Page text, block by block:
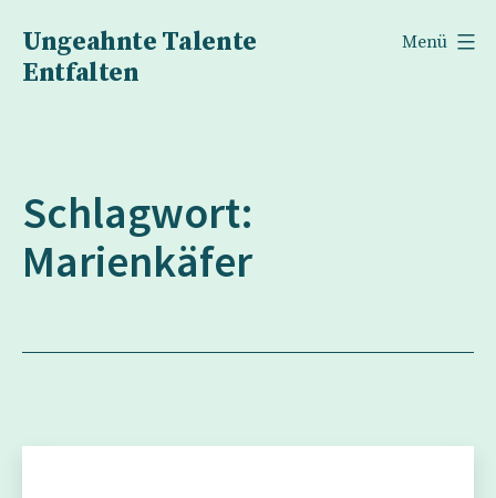
Inhalt
springen
Ungeahnte Talente
Entfalten
Menü
Schlagwort:
Marienkäfer